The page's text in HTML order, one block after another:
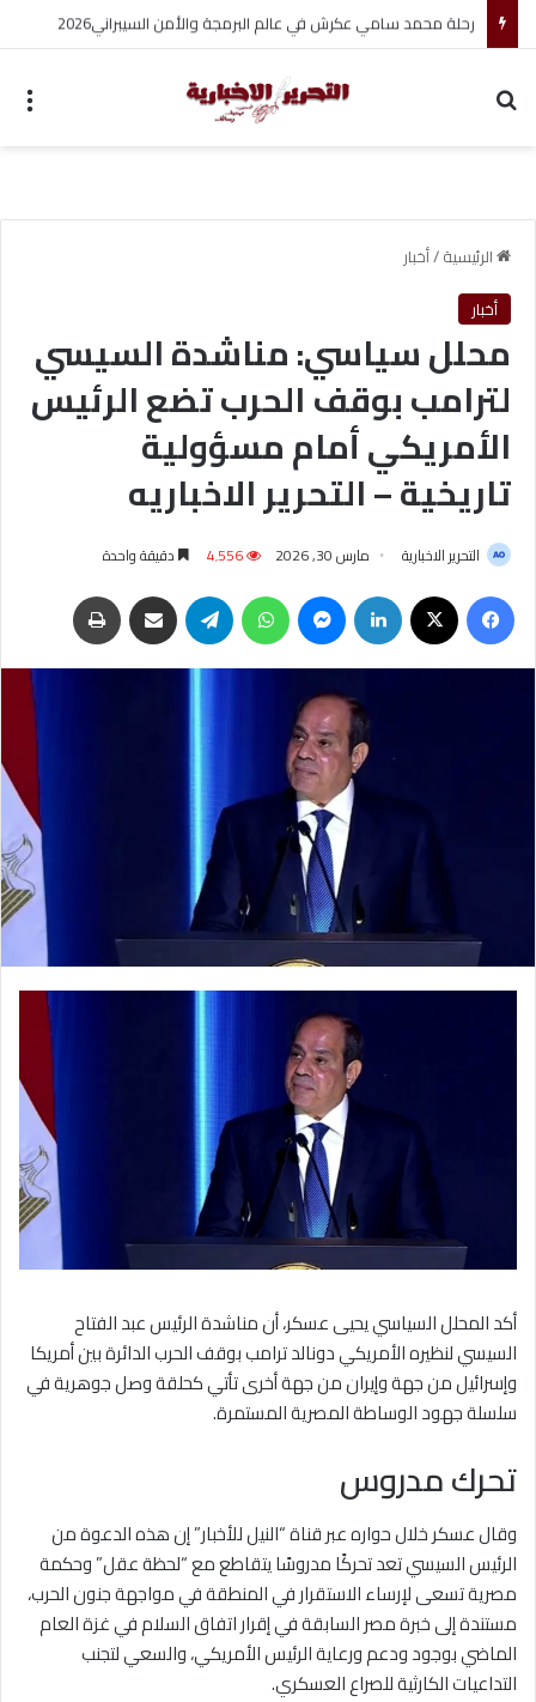
الرئيسية/أخبار
أخبار
محلل سياسي: مناشدة السيسي
لترامب بوقف الحرب تضع الرئيس
الأمريكي أمام مسؤولية
تاريخية – التحرير الاخباريه
التحرير الاخبارية مارس 30, 2026 4٬556 دقيقة واحدة
أكد المحلل السياسي يحيى عسكر، أن مناشدة الرئيس عبد الفتاح
السيسي لنظيره الأمريكي دونالد ترامب بوقف الحرب الدائرة بين أمريكا
وإسرائيل من جهة وإيران من جهة أخرى تأتي كحلقة وصل جوهرية في
سلسلة جهود الوساطة المصرية المستمرة.
تحرك مدروس
وقال عسكر خلال حواره عبر قناة “النيل للأخبار” إن هذه الدعوة من
الرئيس السيسي تعد تحركًا مدروسًا يتقاطع مع “لحظة عقل” وحكمة
مصرية تسعى لإرساء الاستقرار في المنطقة في مواجهة جنون الحرب،
مستندة إلى خبرة مصر السابقة في إقرار اتفاق السلام في غزة العام
الماضي بوجود ودعم ورعاية الرئيس الأمريكي، والسعي لتجنب
التداعيات الكارثية للصراع العسكري.